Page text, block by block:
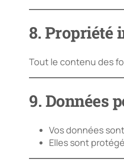
8. Propriété
Tout le contenu des
9. Données
Vos données
Elles sont